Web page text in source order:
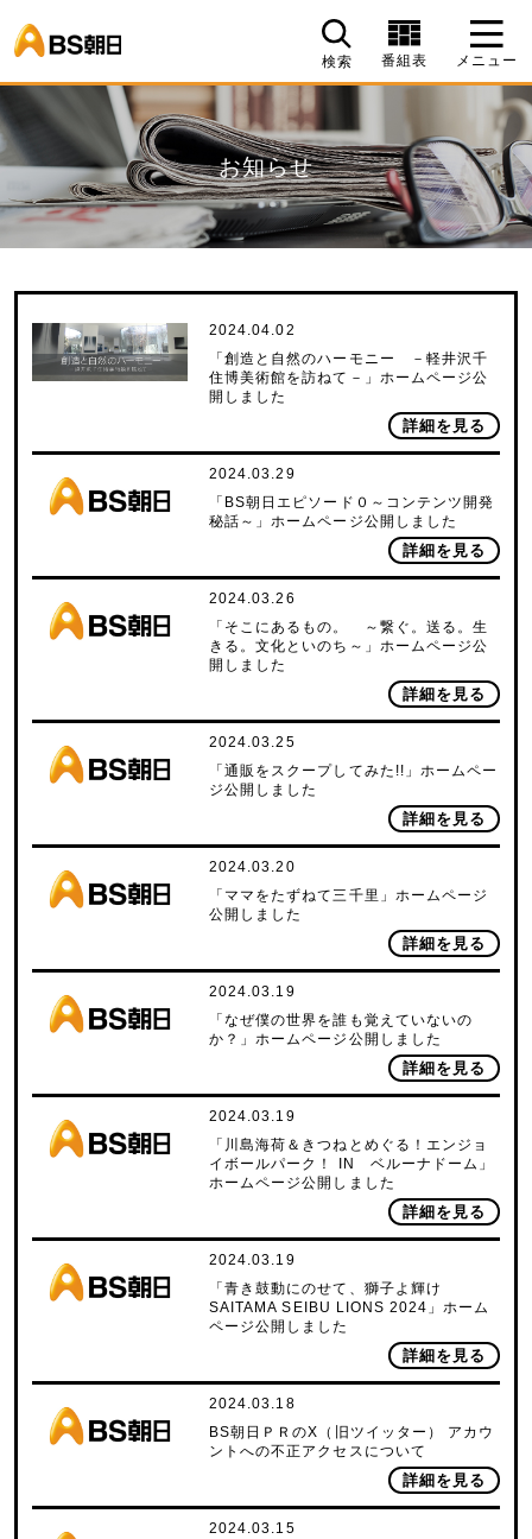
検索 番組表 メニュー
お知らせ
2024.04.02
「創造と自然のハーモニー －軽井沢千
住博美術館を訪ねて－」ホームページ公
開しました
詳細を見る
2024.03.29
「BS朝日エピソード０～コンテンツ開発
秘話～」ホームページ公開しました
詳細を見る
2024.03.26
「そこにあるもの。 ～繋ぐ。送る。生
きる。文化といのち～」ホームページ公
開しました
詳細を見る
2024.03.25
「通販をスクープしてみた!!」ホームペー
ジ公開しました
詳細を見る
2024.03.20
「ママをたずねて三千里」ホームページ
公開しました
詳細を見る
2024.03.19
「なぜ僕の世界を誰も覚えていないの
か？」ホームページ公開しました
詳細を見る
2024.03.19
「川島海荷＆きつねとめぐる！エンジョ
イボールパーク！ IN ベルーナドーム」
ホームページ公開しました
詳細を見る
2024.03.19
「青き鼓動にのせて、獅子よ輝け
SAITAMA SEIBU LIONS 2024」ホーム
ページ公開しました
詳細を見る
2024.03.18
BS朝日ＰＲのX（旧ツイッター） アカウ
ントへの不正アクセスについて
詳細を見る
2024.03.15